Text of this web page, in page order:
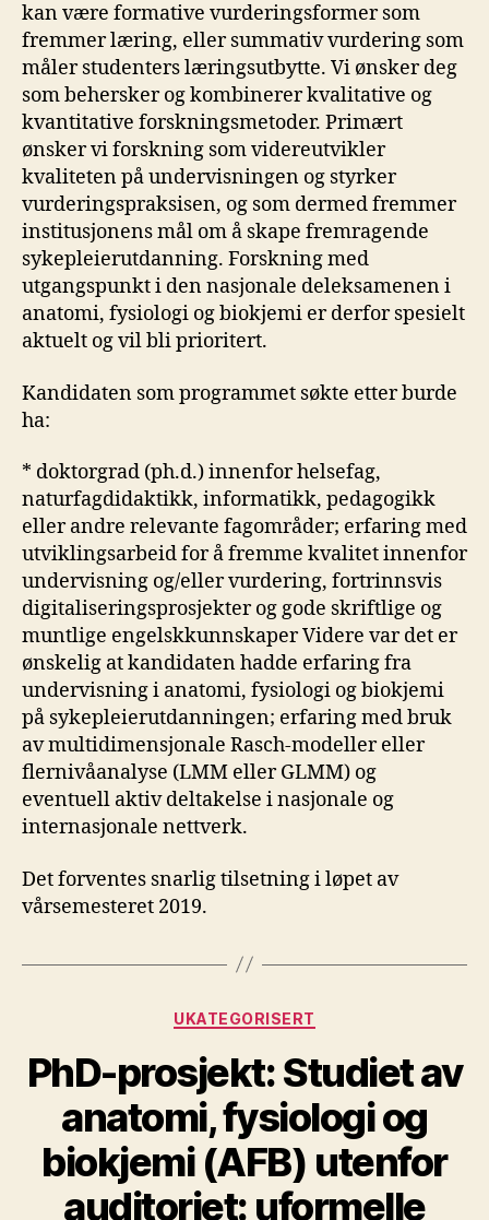
kan være formative vurderingsformer som
fremmer læring, eller summativ vurdering som
måler studenters læringsutbytte. Vi ønsker deg
som behersker og kombinerer kvalitative og
kvantitative forskningsmetoder. Primært
ønsker vi forskning som videreutvikler
kvaliteten på undervisningen og styrker
vurderingspraksisen, og som dermed fremmer
institusjonens mål om å skape fremragende
sykepleierutdanning. Forskning med
utgangspunkt i den nasjonale deleksamenen i
anatomi, fysiologi og biokjemi er derfor spesielt
aktuelt og vil bli prioritert.
Kandidaten som programmet søkte etter burde
ha:
* doktorgrad (ph.d.) innenfor helsefag,
naturfagdidaktikk, informatikk, pedagogikk
eller andre relevante fagområder; erfaring med
utviklingsarbeid for å fremme kvalitet innenfor
undervisning og/eller vurdering, fortrinnsvis
digitaliseringsprosjekter og gode skriftlige og
muntlige engelskkunnskaper Videre var det er
ønskelig at kandidaten hadde erfaring fra
undervisning i anatomi, fysiologi og biokjemi
på sykepleierutdanningen; erfaring med bruk
av multidimensjonale Rasch-modeller eller
flernivåanalyse (LMM eller GLMM) og
eventuell aktiv deltakelse i nasjonale og
internasjonale nettverk.
Det forventes snarlig tilsetning i løpet av
vårsemesteret 2019.
Kategorier
UKATEGORISERT
PhD-prosjekt: Studiet av
anatomi, fysiologi og
biokjemi (AFB) utenfor
auditoriet: uformelle